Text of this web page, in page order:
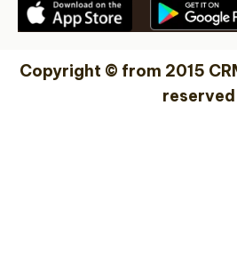
Copyright © from 2015
reserved